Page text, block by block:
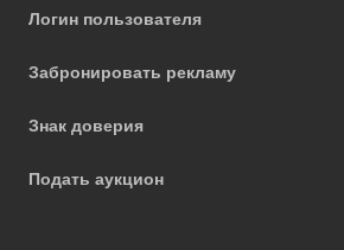
Логин пользователя
Забронировать рекламу
Знак доверия
Подать аукцион